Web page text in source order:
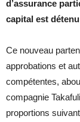
d’assurance
capital est
Ce nouveau
approbations et
compétentes,
compagnie
proportions